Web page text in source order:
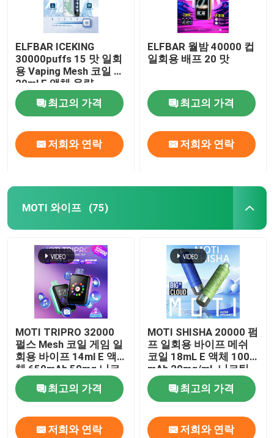
ELFBAR ICEKING
30000puffs 15 맛 일회
용 Vaping Mesh 코일 및
20ml E 액체 용량
최고의 가격
저희와 연락
ELFBAR 월밤 40000 컵
일회용 배프 20 맛
최고의 가격
저희와 연락
MOTI 와이프 (75)
MOTI TRIPRO 32000
펄스 Mesh 코일 게임 일
회용 바이프 14ml E 액
체 650mAh 50mg 니코
틴
최고의 가격
저희와 연락
MOTI SHISHA 20000 펌
프 일회용 바이프 메쉬
코일 18mL E 액체 1000
mAh 20mg/mL 니코틴
타입-C
최고의 가격
저희와 연락